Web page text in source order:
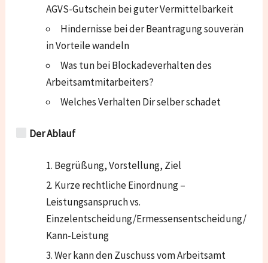
AGVS-Gutschein bei guter Vermittelbarkeit
Hindernisse bei der Beantragung souverän
in Vorteile wandeln
Was tun bei Blockadeverhalten des
Arbeitsamtmitarbeiters?
Welches Verhalten Dir selber schadet
Der Ablauf
Begrüßung, Vorstellung, Ziel
Kurze rechtliche Einordnung –
Leistungsanspruch vs.
Einzelentscheidung/Ermessensentscheidung/
Kann-Leistung
Wer kann den Zuschuss vom Arbeitsamt